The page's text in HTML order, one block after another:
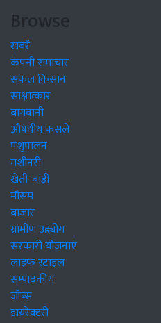
Browse
खबरें
कंपनी समाचार
सफल किसान
साक्षात्कार
बागवानी
औषधीय फसलें
पशुपालन
मशीनरी
खेती-बाड़ी
मौसम
बाजार
ग्रामीण उद्द्योग
सरकारी योजनाएं
लाइफ स्टाइल
सम्पादकीय
जॉब्स
डायरेक्टरी